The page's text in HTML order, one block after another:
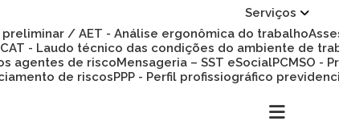
Serviços
preliminar / AET - Análise ergonômica do trabalho
- Laudo técnico das condições do ambiente de
agentes de risco
Mensageria – SST eSocial PCMSO
de riscos
PPP - Perfil profissiográfico